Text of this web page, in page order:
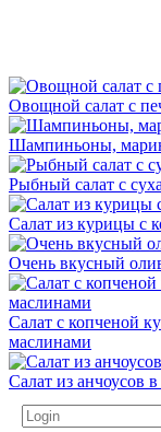
Овощной салат с
Шампиньоны,
Рыбный салат с
Салат из курицы с
Очень вкусный
Салат с копченой
маслинами
Салат из анчоусов